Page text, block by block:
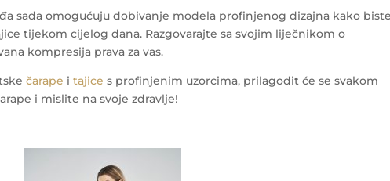
sada omogućuju dobivanje modela profinjenog dizajna kako biste
tijekom cijelog dana. Razgovarajte sa svojim liječnikom o
kompresija prava za vas.
čarape itajice s profinjenim uzorcima, prilagodit će se svakom
i mislite na svoje zdravlje!